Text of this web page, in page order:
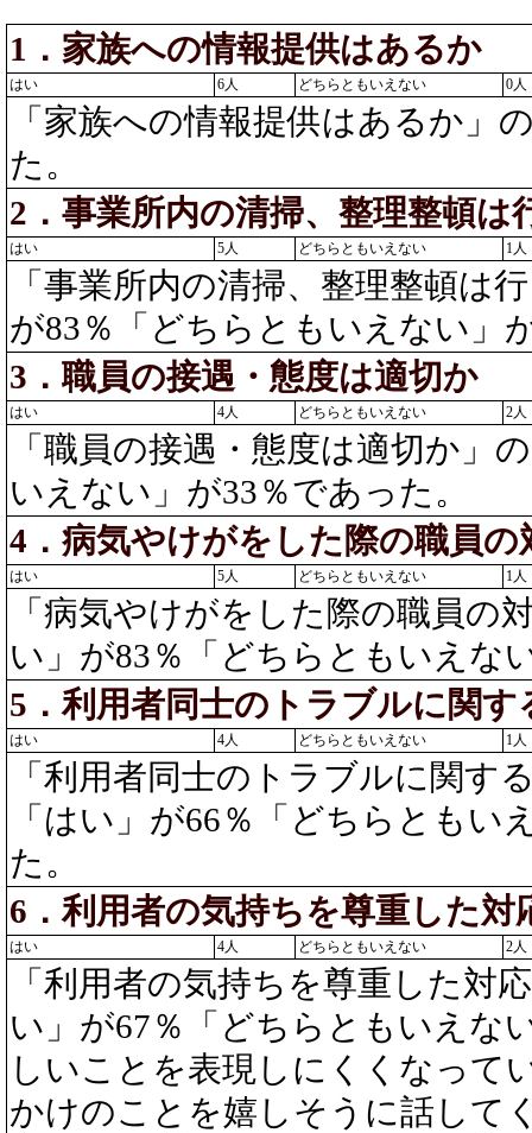
1．家族への情報提供はあるか
はい 6人 どちらともいえない 0人
「家族への情報提供はあるか」
た。
2．事業所内の清掃、整理整頓は
はい 5人 どちらともいえない 1人
「事業所内の清掃、整理整頓は
が83％「どちらともいえない」
3．職員の接遇・態度は適切か
はい 4人 どちらともいえない 2人
「職員の接遇・態度は適切か」
いえない」が33％であった。
4．病気やけがをした際の職員
はい 5人 どちらともいえない 1人
「病気やけがをした際の職員の
い」が83％「どちらともいえな
5．利用者同士のトラブルに関
はい 4人 どちらともいえない 1人
「利用者同士のトラブルに関す
「はい」が66％「どちらともい
た。
6．利用者の気持ちを尊重した
はい 4人 どちらともいえない 2人
「利用者の気持ちを尊重した対
い」が67％「どちらともいえな
しいことを表現しにくくなって
かけのことを嬉しそうに話して